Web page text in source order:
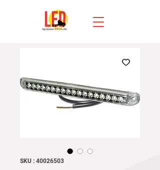
SKU : 40026503